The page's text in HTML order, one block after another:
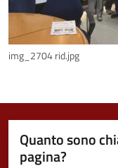
img_2704 rid.jpg
Quanto sono
pagina?